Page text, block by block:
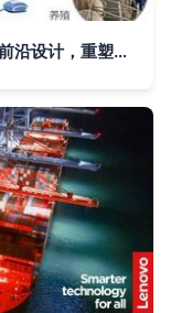
第七届中国电子信息展在深圳开幕 聚焦前沿设计，重塑通信技术新生态